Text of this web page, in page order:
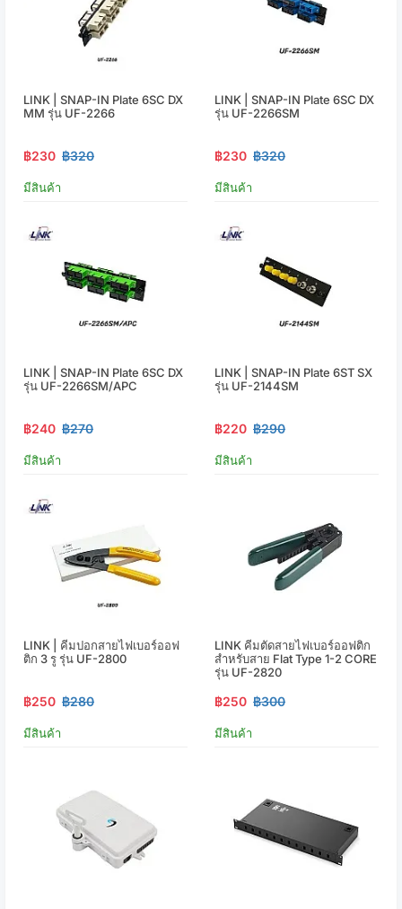
LINK | SNAP-IN Plate 6SC DX
MM รุ่น UF-2266
฿230 ฿320
มีสินค้า
LINK | SNAP-IN Plate 6SC DX
รุ่น UF-2266SM
฿230 ฿320
มีสินค้า
LINK | SNAP-IN Plate 6SC DX
รุ่น UF-2266SM/APC
฿240 ฿270
มีสินค้า
LINK | SNAP-IN Plate 6ST SX
รุ่น UF-2144SM
฿220 ฿290
มีสินค้า
LINK | คีมปอกสายไฟเบอร์ออฟ
ติก 3 รู รุ่น UF-2800
฿250 ฿280
มีสินค้า
LINK คีมตัดสายไฟเบอร์ออฟติก
สำหรับสาย Flat Type 1-2 CORE
รุ่น UF-2820
฿250 ฿300
มีสินค้า